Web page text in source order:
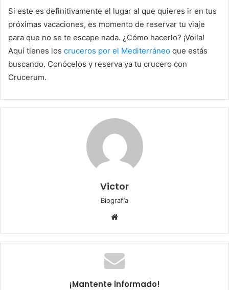
Si este es definitivamente el lugar al que quieres ir en tus
próximas vacaciones, es momento de reservar tu viaje
para que no se te escape nada. ¿Cómo hacerlo? ¡Voila!
Aquí tienes los cruceros por el Mediterráneo que estás
buscando. Conócelos y reserva ya tu crucero con
Crucerum.
Victor
Biografía
Sitio
¡Mantente informado!